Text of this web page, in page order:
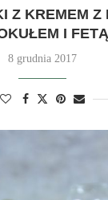
Z KREMEM Z
I FETĄ
8 grudnia 2017